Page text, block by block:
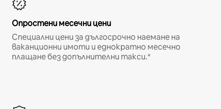
Опростени месечни цени
Специални цени за дългосрочно наемане на
ваканционни имоти и еднократно месечно
плащане без допълнителни такси.*